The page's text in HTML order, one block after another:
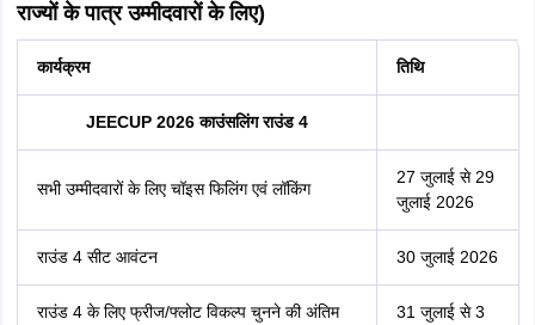
राज्यों के पात्र उम्मीदवारों के लिए)
कार्यक्रम तिथि
JEECUP 2026 काउंसलिंग राउंड 4
सभी उम्मीदवारों के लिए चॉइस फिलिंग एवं लॉकिंग
27 जुलाई से 29
जुलाई 2026
राउंड 4 सीट आवंटन 30 जुलाई 2026
राउंड 4 के लिए फ्रीज/फ्लोट विकल्प चुनने की अंतिम
31 जुलाई से 3